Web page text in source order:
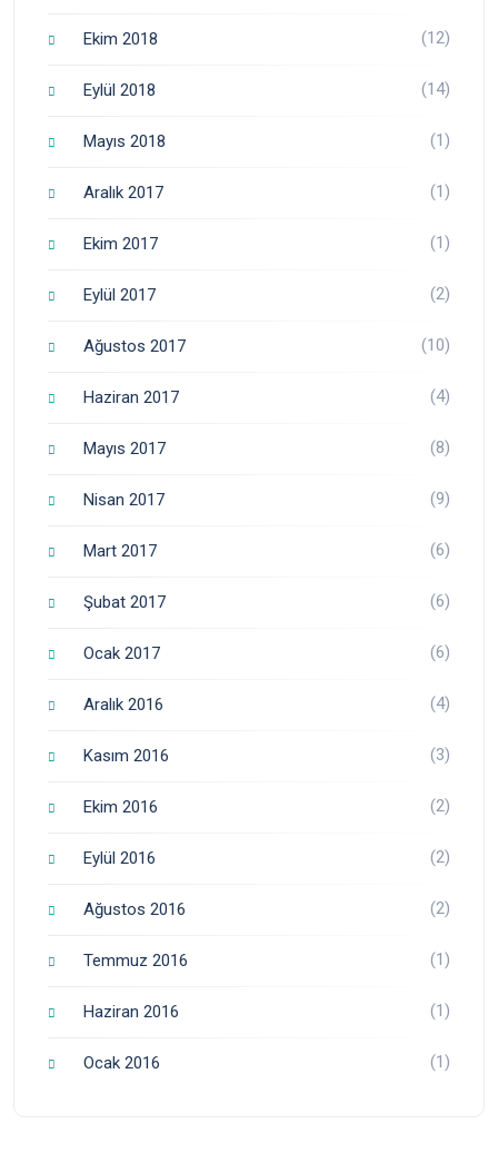
Ekim 2018 (12)
Eylül 2018 (14)
Mayıs 2018 (1)
Aralık 2017 (1)
Ekim 2017 (1)
Eylül 2017 (2)
Ağustos 2017 (10)
Haziran 2017 (4)
Mayıs 2017 (8)
Nisan 2017 (9)
Mart 2017 (6)
Şubat 2017 (6)
Ocak 2017 (6)
Aralık 2016 (4)
Kasım 2016 (3)
Ekim 2016 (2)
Eylül 2016 (2)
Ağustos 2016 (2)
Temmuz 2016 (1)
Haziran 2016 (1)
Ocak 2016 (1)